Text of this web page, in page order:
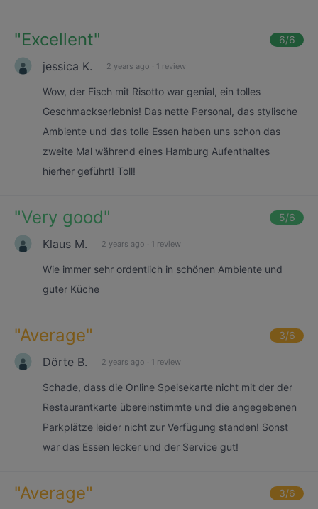
"Excellent" 6/6
jessica K. 2 years ago · 1 review
Wow, der Fisch mit Risotto war genial, ein tolles
Geschmackserlebnis! Das nette Personal, das stylische
Ambiente und das tolle Essen haben uns schon das
zweite Mal während eines Hamburg Aufenthaltes
hierher geführt! Toll!
"Very good" 5/6
Klaus M. 2 years ago · 1 review
Wie immer sehr ordentlich in schönen Ambiente und
guter Küche
"Average" 3/6
Dörte B. 2 years ago · 1 review
Schade, dass die Online Speisekarte nicht mit der der
Restaurantkarte übereinstimmte und die angegebenen
Parkplätze leider nicht zur Verfügung standen! Sonst
war das Essen lecker und der Service gut!
"Average" 3/6